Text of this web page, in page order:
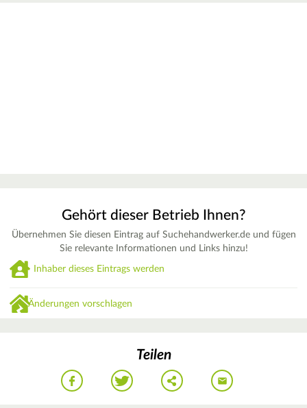
Gehört dieser Betrieb Ihnen?
Übernehmen Sie diesen Eintrag auf Suchehandwerker.de und fügen
Sie relevante Informationen und Links hinzu!
Inhaber dieses Eintrags werden
Änderungen vorschlagen
Teilen